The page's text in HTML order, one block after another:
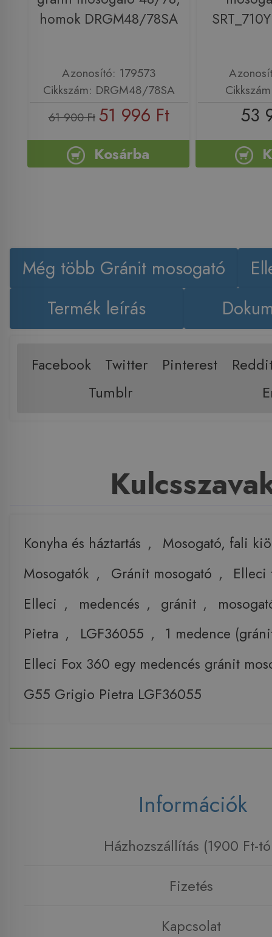
homok DRGM48/78SA
Azonosító: 179573
Cikkszám: DRGM48/78SA
61 900 Ft 51 996 Ft
Kosárba
53
Még több Gránit mosogató
Termék leírás
Facebook Twitter Pinterest
Tumblr
Konyha és háztartás ,
Mosogató, fali
Mosogatók , Gránit mosogató ,
Elleci
Elleci , medencés , gránit ,
Pietra , LGF36055 , 1 medence
Elleci Fox 360 egy medencés gránit
G55 Grigio Pietra LGF36055
Információk
Házhozszállítás (1900 Ft-
Fizetés
Kapcsolat